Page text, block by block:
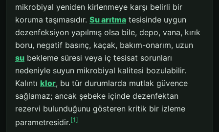
mikrobiyal yeniden kirlenmeye karşı belirli bir
koruma taşımasıdır. Su arıtma tesisinde uygun
dezenfeksiyon yapılmış olsa bile, depo, vana, kırık
boru, negatif basınç, kaçak, bakım-onarım, uzun
su bekleme süresi veya iç tesisat sorunları
nedeniyle suyun mikrobiyal kalitesi bozulabilir.
Kalıntı klor, bu tür durumlarda mutlak güvence
sağlamaz; ancak şebeke içinde dezenfektan
rezervi bulunduğunu gösteren kritik bir izleme
parametresidir.[1]